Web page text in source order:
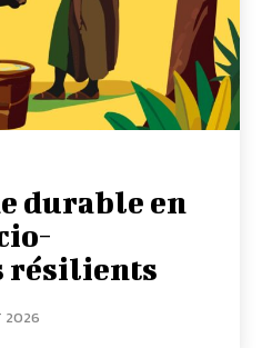
durable en
résilients
2026